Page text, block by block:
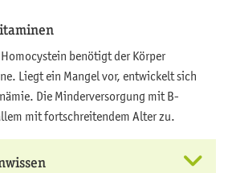
benötigt der Körper
Liegt ein Mangel vor, entwickelt sich
Die Minderversorgung mit B-
mit fortschreitendem Alter zu.